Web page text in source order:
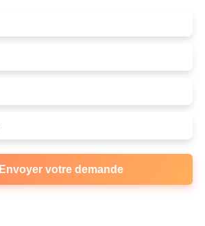
Envoyer votre demande